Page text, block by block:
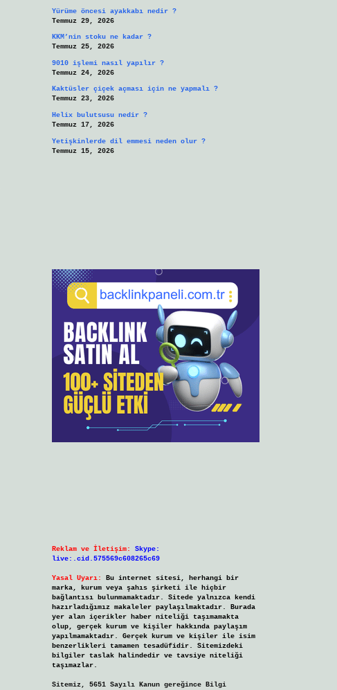
Yürüme öncesi ayakkabı nedir ?
Temmuz 29, 2026
KKM’nin stoku ne kadar ?
Temmuz 25, 2026
9010 işlemi nasıl yapılır ?
Temmuz 24, 2026
Kaktüsler çiçek açması için ne yapmalı ?
Temmuz 23, 2026
Helix bulutsusu nedir ?
Temmuz 17, 2026
Yetişkinlerde dil emmesi neden olur ?
Temmuz 15, 2026
Reklam ve İletişim:
Skype:
live:.cid.575569c608265c69
Yasal Uyarı:
Bu internet sitesi, herhangi bir
marka, kurum veya şahıs şirketi ile hiçbir
bağlantısı bulunmamaktadır. Sitede yalnızca kendi
hazırladığımız makaleler paylaşılmaktadır. Burada
yer alan içerikler haber niteliği taşımamakta
olup, gerçek kurum ve kişiler hakkında paylaşım
yapılmamaktadır. Gerçek kurum ve kişiler ile isim
benzerlikleri tamamen tesadüfidir. Sitemizdeki
bilgiler taslak halindedir ve tavsiye niteliği
taşımazlar.
Sitemiz, 5651 Sayılı Kanun gereğince Bilgi